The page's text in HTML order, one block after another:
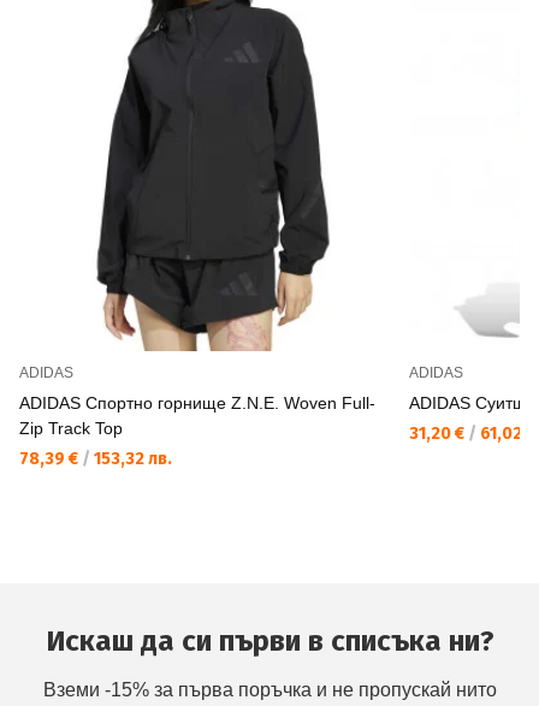
ADIDAS
ADIDAS Спортно горнище Z.N.E. Woven Full-
Zip Track Top
78,39 € / 153,32 лв.
ADIDAS
ADIDAS
31,20 € / 61,02
Искаш да си първи в списъка ни?
Вземи -15% за първа поръчка и не пропускай нито